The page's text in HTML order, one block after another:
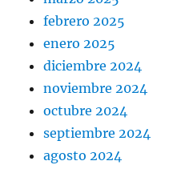
febrero 2025
enero 2025
diciembre 2024
noviembre 2024
octubre 2024
septiembre 2024
agosto 2024